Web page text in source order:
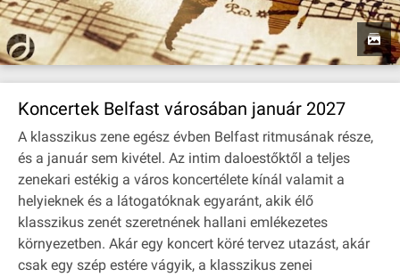
Koncertek Belfast városában január 2027
A klasszikus zene egész évben Belfast ritmusának része,
és a január sem kivétel. Az intim daloestőktől a teljes
zenekari estékig a város koncertélete kínál valamit a
helyieknek és a látogatóknak egyaránt, akik élő
klasszikus zenét szeretnének hallani emlékezetes
környezetben. Akár egy koncert köré tervez utazást, akár
csak egy szép estére vágyik, a klasszikus zenei